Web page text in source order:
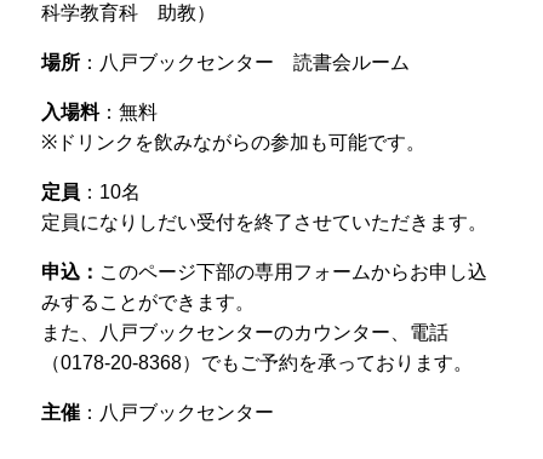
科学教育科 助教）
場所：八戸ブックセンター 読書会ルーム
入場料：無料
※ドリンクを飲みながらの参加も可能です。
定員 ：10名
定員になりしだい受付を終了させていただきます。
申込： このページ下部の専用フォームからお申し込
みすることができます。
また、八戸ブックセンターのカウンター、電話
（0178-20-8368）でもご予約を承っております。
主催：八戸ブックセンター